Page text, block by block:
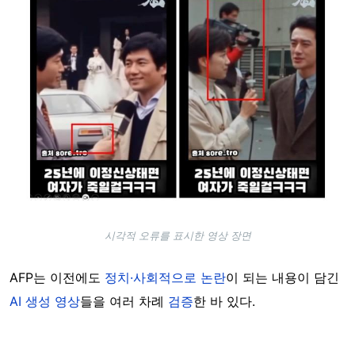
시각적 오류를 표시한 영상 장면
AFP는 이전에도 정치·사회적으로 논란이 되는 내용이 담긴
AI 생성 영상들을 여러 차례 검증한 바 있다.